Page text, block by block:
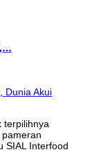
terpilihnya
SIAL Interfood